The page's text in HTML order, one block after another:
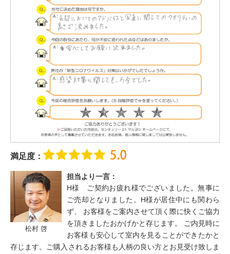
満足度：
松村 啓
担当より一言：
H様 ご契約お疲れ様でございました。無事に
ご売却となりました。H様が居住中にも関わら
ず、 お客様をご案内させて頂く際に快くご協力
を頂きましたおかげかと存じます。 ご内見時に
お客様も安心して室内を見ることができたかと
存じます。ご購入されるお客様も人柄の良い方とお見受け致しま